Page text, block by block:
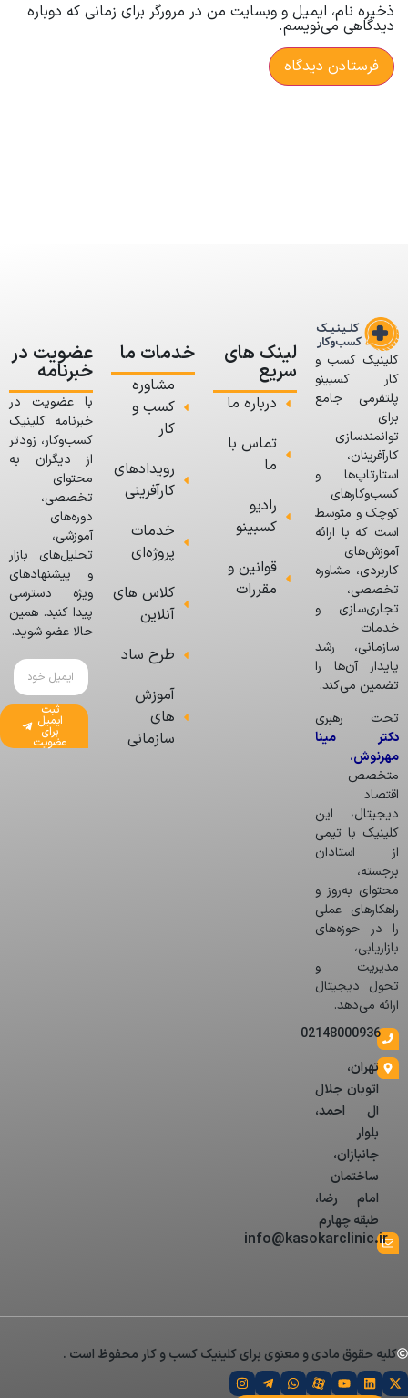
ذخیره نام، ایمیل و وبسایت من در مرورگر برای زمانی که دوباره
دیدگاهی می‌نویسم.
کلینیک کسب و
کار کسبینو
پلتفرمی جامع
برای
توانمندسازی
کارآفرینان،
استارتاپ‌ها و
کسب‌وکارهای
کوچک و متوسط
است که با ارائه
آموزش‌های
کاربردی، مشاوره
تخصصی،
تجاری‌سازی و
خدمات
سازمانی، رشد
پایدار آن‌ها را
تضمین می‌کند.
تحت رهبری
دکتر مینا
مهرنوش،
متخصص
اقتصاد
دیجیتال، این
کلینیک با تیمی
از استادان
برجسته،
محتوای به‌روز و
راهکارهای عملی
را در حوزه‌های
بازاریابی،
مدیریت و
تحول دیجیتال
ارائه می‌دهد.
02148000936
تهران،
اتوبان جلال
آل احمد،
بلوار
جانبازان،
ساختمان
امام رضا،
طبقه چهارم
info@kasokarclinic.ir
لینک های
سریع
درباره ما
تماس با
ما
رادیو
کسبینو
قوانین و
مقررات
خدمات ما
مشاوره
کسب و
کار
رویدادهای
کارآفرینی
خدمات
پروژه‌ای
کلاس های
آنلاین
طرح ساد
آموزش
های
سازمانی
عضویت در
خبرنامه
با عضویت در
خبرنامه کلینیک
کسب‌وکار، زودتر
از دیگران به
محتوای
تخصصی،
دوره‌های
آموزشی،
تحلیل‌های بازار
و پیشنهادهای
ویژه دسترسی
پیدا کنید. همین
حالا عضو شوید.
ثبت
ایمیل
برای
عضویت
کلیه حقوق مادی و معنوی برای کلینیک کسب و کار محفوظ است .